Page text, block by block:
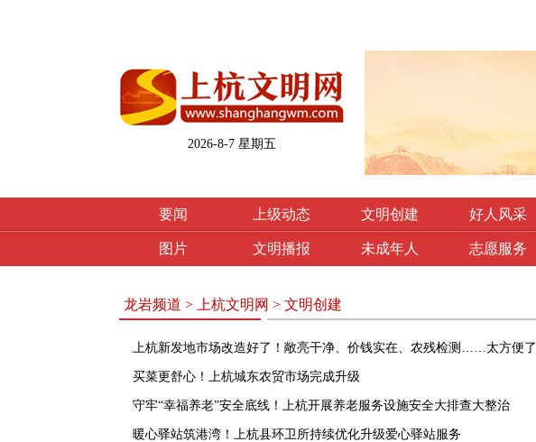
2026-8-7 星期五
要闻 上级动态 文明创建 好人风采
图片 文明播报 未成年人 志愿服务
龙岩频道 > 上杭文明网 > 文明创建
上杭新发地市场改造好了！敞亮干净、价钱实在、农残检测……太方便了
买菜更舒心！上杭城东农贸市场完成升级
守牢“幸福养老”安全底线！上杭开展养老服务设施安全大排查大整治
暖心驿站筑港湾！上杭县环卫所持续优化升级爱心驿站服务